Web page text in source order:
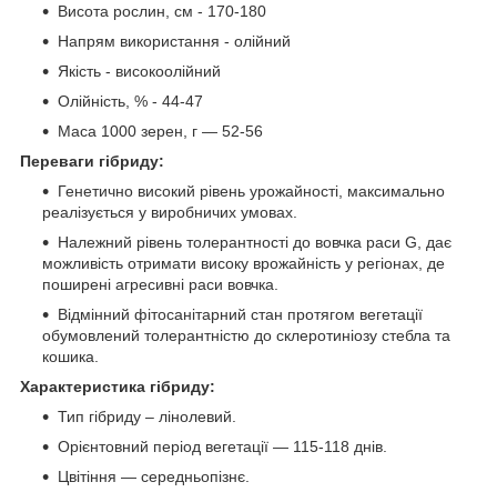
Висота рослин, см - 170-180
Напрям використання - олійний
Якість - високоолійний
Олійність, % - 44-47
Маса 1000 зерен, г — 52-56
Переваги гібриду:
Генетично високий рівень урожайності, максимально
реалізується у виробничих умовах.
Належний рівень толерантності до вовчка раси G, дає
можливість отримати високу врожайність у регіонах, де
поширені агресивні раси вовчка.
Відмінний фітосанітарний стан протягом вегетації
обумовлений толерантністю до склеротиніозу стебла та
кошика.
Характеристика гібриду:
Тип гібриду – лінолевий.
Орієнтовний період вегетації — 115-118 днів.
Цвітіння — середньопізнє.